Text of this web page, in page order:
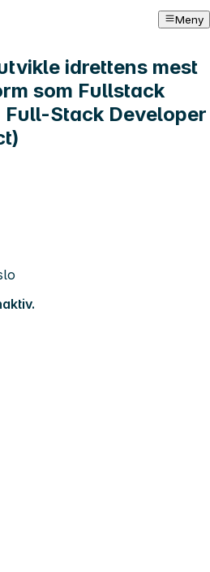
Meny
idrettens mest
som Fullstack
Stack Developer